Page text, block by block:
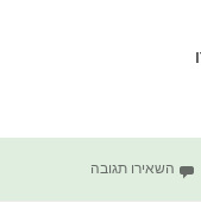
ורוטב
השאירו תגובה